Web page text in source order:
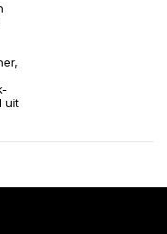
uit